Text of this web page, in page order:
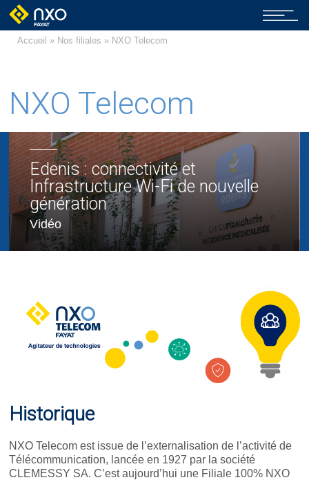
Accueil » Nos filiales » NXO Telecom
NXO Telecom
Edenis : connectivité et
Infrastructure Wi-Fi de nouvelle
génération
Vidéo
Industrie 4.0 - La convergence
IT&OT : mythe ou réalité ?
Accédez aux résultats exclusifs de
l'observatoire
Cybersécurité - Comprendre et
respecter la directive NIS2
Réconcilez conformité et avantage
concurrentiel l Blog l Podcast
Historique
NXO Telecom est issue de l’externalisation de l’activité de
Télécommunication, lancée en 1927 par la société
CLEMESSY SA. C’est aujourd’hui une Filiale 100% NXO